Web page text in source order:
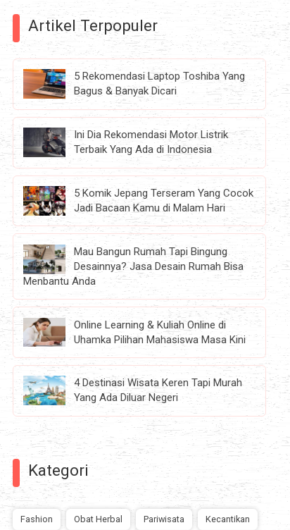
Artikel Terpopuler
5 Rekomendasi Laptop Toshiba Yang
Bagus & Banyak Dicari
Ini Dia Rekomendasi Motor Listrik
Terbaik Yang Ada di Indonesia
5 Komik Jepang Terseram Yang Cocok
Jadi Bacaan Kamu di Malam Hari
Mau Bangun Rumah Tapi Bingung
Desainnya? Jasa Desain Rumah Bisa
Menbantu Anda
Online Learning & Kuliah Online di
Uhamka Pilihan Mahasiswa Masa Kini
4 Destinasi Wisata Keren Tapi Murah
Yang Ada Diluar Negeri
Kategori
Fashion Obat Herbal Pariwisata Kecantikan